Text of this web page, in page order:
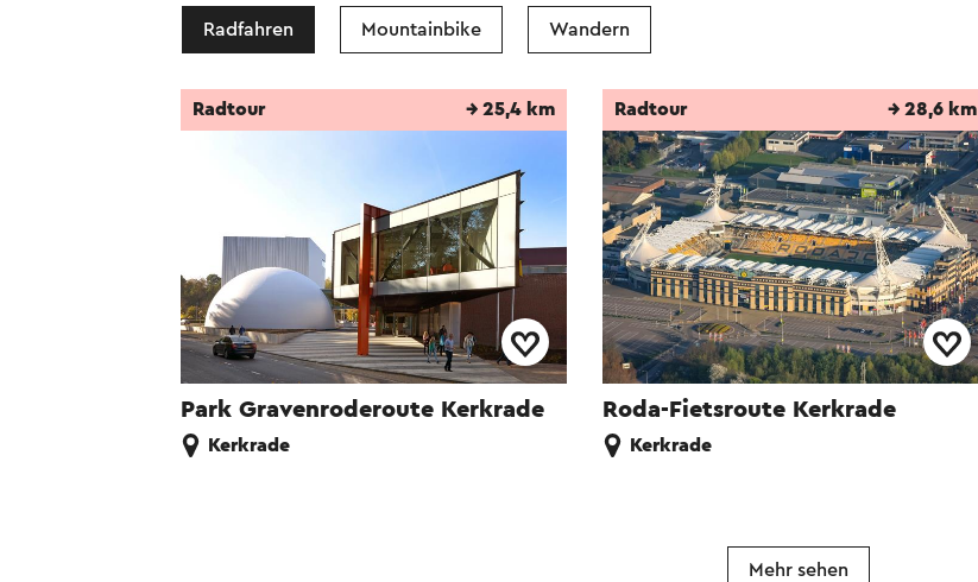
Radfahren Mountainbike Wandern
Park Gravenroderoute Kerkrade
Radtour → 25,4 km
Kerkrade
Roda-Fietsroute Kerkrade
Radtour → 28,6 km
Kerkrade
Mehr sehen